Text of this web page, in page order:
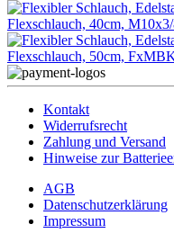
Flexschlauch, 40cm, M10x3/
Flexschlauch, 50cm,
Kontakt
Widerrufsrecht
Zahlung und Versand
Hinweise zur
AGB
Datenschutzerklärung
Impressum